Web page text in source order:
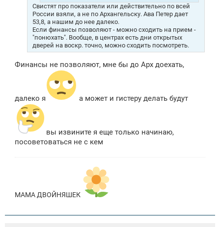
Свистят про показатели или действительно по всей
России взяли, а не по Архангельску. Ава Петер дает
53,8, а нашим до нее далеко.
Если финансы позволяют - можно сходить на прием -
"понюхать". Вообще, в центрах есть дни открытых
дверей на воскр. точно, можно сходить посмотреть.
Финансы не позволяют, мне бы до Арх доехать,
далеко я а может и гистеру делать будут
вы извините я еще только начинаю,
посоветоваться не с кем
МАМА ДВОЙНЯШЕК